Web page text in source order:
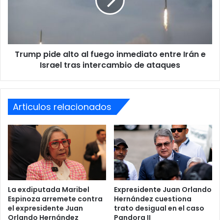
Niegan solicitud de dinero
sobrante
El Partido Liberal afirmó además que Salvador Nasralla
nunca solicitó la entrega de recursos sobrantes ni recibió
negativa alguna relacionada con aportes económicos.
e
Israel
Trump pide alto al fuego inmediato entre Irán e
Israel tras intercambio de ataques
Articulos relacionados
La exdiputada Maribel
Espinoza arremete contra
el expresidente Juan
Orlando Hernández
Expresidente Juan Orlando
Hernández cuestiona
trato desigual en el caso
Pandora II